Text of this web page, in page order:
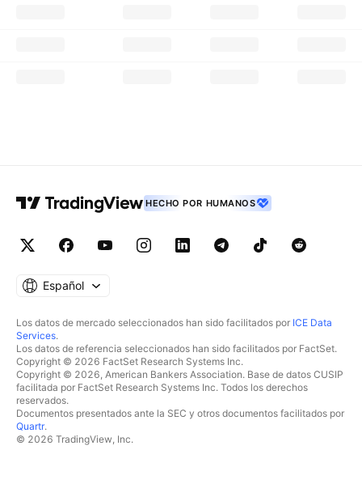
HECHO POR HUMANOS
Español
Los datos de mercado seleccionados han sido facilitados por ICE Data
Services.
Los datos de referencia seleccionados han sido facilitados por FactSet.
Copyright © 2026 FactSet Research Systems Inc.
Copyright © 2026, American Bankers Association. Base de datos CUSIP
facilitada por FactSet Research Systems Inc. Todos los derechos
reservados.
Documentos presentados ante la SEC y otros documentos facilitados por
Quartr.
© 2026 TradingView, Inc.